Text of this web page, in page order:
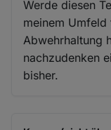
Werde diesen
meinem
Abwehrhaltung
nachzudenken
bisher.